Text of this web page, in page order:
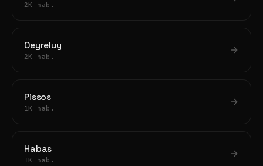
2K hab.
Oeyreluy
2K hab.
Pissos
1K hab.
Habas
1K hab.